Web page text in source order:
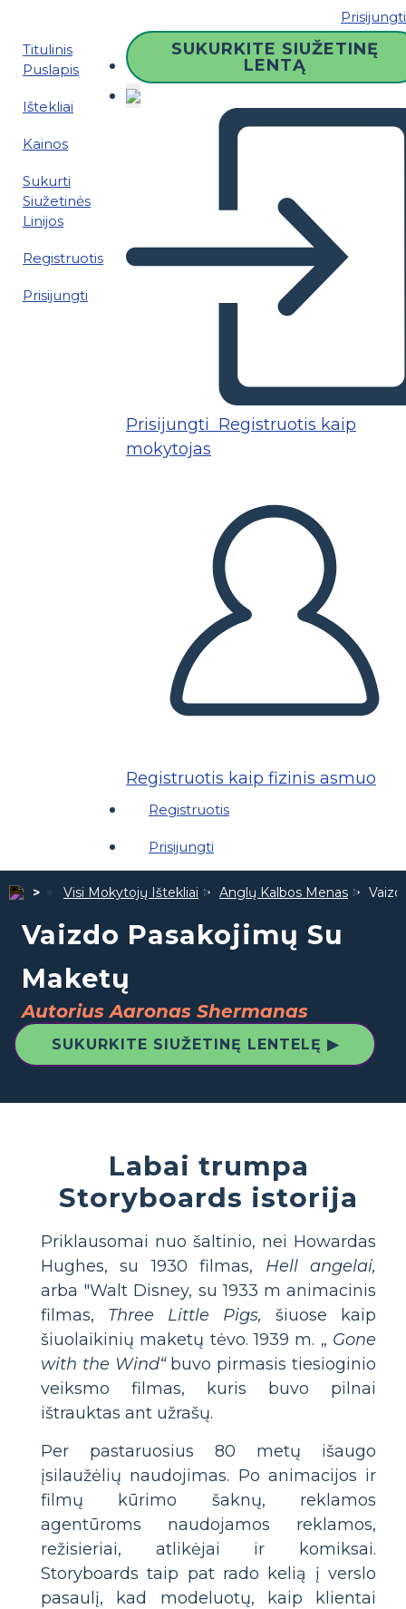
Prisijungti
Titulinis
Puslapis
Ištekliai
Kainos
Sukurti
Siužetinės
Linijos
Registruotis
Prisijungti
SUKURKITE SIUŽETINĘ
LENTĄ
Prisijungti Registruotis kaip
mokytojas
Registruotis kaip fizinis asmuo
Registruotis
Prisijungti
Visi Mokytojų Ištekliai Anglų Kalbos Menas
Vaizdo Pasakojimų Su
Maketų
Autorius Aaronas Shermanas
SUKURKITE SIUŽETINĘ LENTELĘ ▶
Labai trumpa
Storyboards istorija
Priklausomai nuo šaltinio, nei Howardas
Hughes, su 1930 filmas, Hell angelai,
arba "Walt Disney, su 1933 m animacinis
filmas, Three Little Pigs, šiuose kaip
šiuolaikinių maketų tėvo. 1939 m. „ Gone
with the Wind“buvo pirmasis tiesioginio
veiksmo filmas, kuris buvo pilnai
ištrauktas ant užrašų.
Per pastaruosius 80 metų išaugo
įsilaužėlių naudojimas. Po animacijos ir
filmų kūrimo šaknų, reklamos
agentūroms naudojamos reklamos,
režisieriai, atlikėjai ir komiksai.
Storyboards taip pat rado kelią į verslo
pasaulį, kad modeluotų, kaip klientai